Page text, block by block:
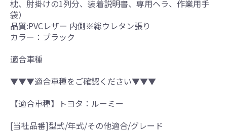
枕、肘掛けの1列分、装着説明書、専用ヘラ、作業用手
袋）
品質:PVCレザー 内側※総ウレタン張り
カラー：ブラック
適合車種
▼▼▼適合車種をご確認ください▼▼▼
【適合車種】トヨタ：ルーミー
[当社品番]型式/年式/その他適合/グレード